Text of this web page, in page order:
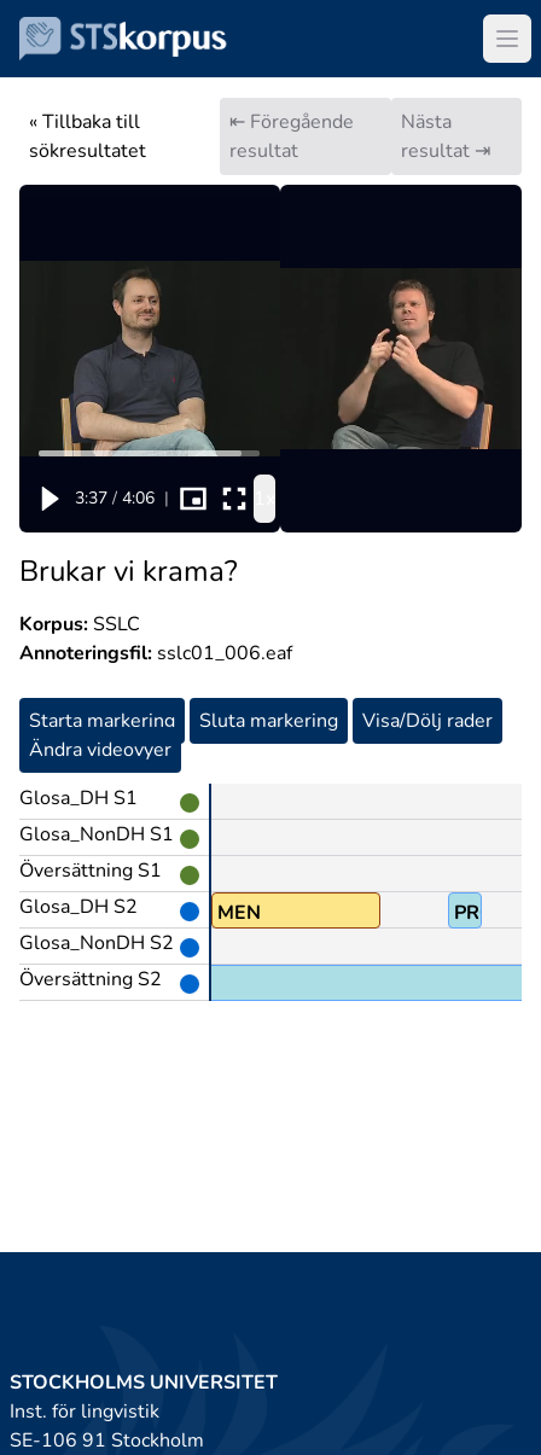
« Tillbaka till
sökresultatet
⇤ Föregående
resultat
Nästa
resultat ⇥
3:37 / 4:06 |
Brukar vi krama?
Korpus:SSLC
Annoteringsfil: sslc01_006.eaf
Starta markering Sluta markering
Visa/Dölj rader
Ändra videovyer
Glosa_DH S1
Glosa_NonDH S1
Översättning S1
Glosa_DH S2
Glosa_NonDH S2
Översättning S2
INTE KANSKE MEN PRO1
STOCKHOLMS UNIVERSITET
Inst. för lingvistik
SE-106 91 Stockholm